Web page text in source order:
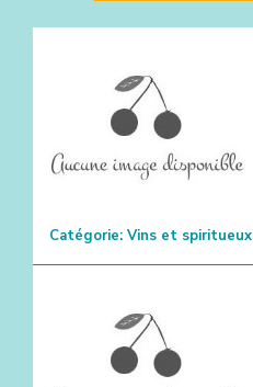
Catégorie: Vins et spiritueux